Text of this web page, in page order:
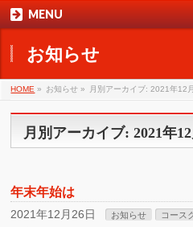
MENU
お知らせ
HOME » お知らせ » 月別アーカイブ: 2021年12月
月別アーカイブ: 2021年12
年末年始は
2021年12月26日 お知らせ コース